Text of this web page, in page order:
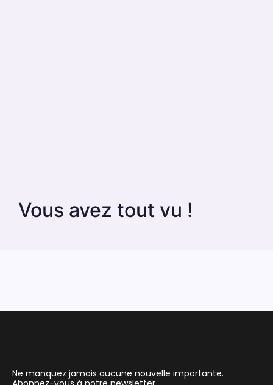
Vous avez tout vu !
Ne manquez jamais aucune nouvelle importante.